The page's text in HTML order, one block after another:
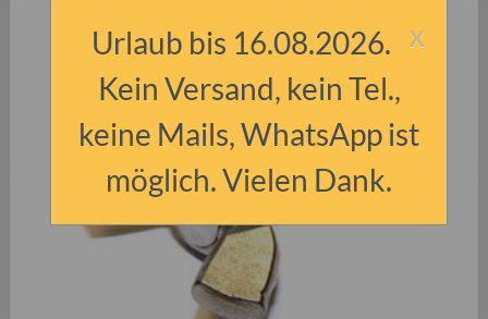
x
Urlaub bis 16.08.2026.
Kein Versand, kein Tel.,
keine Mails, WhatsApp ist
möglich. Vielen Dank.